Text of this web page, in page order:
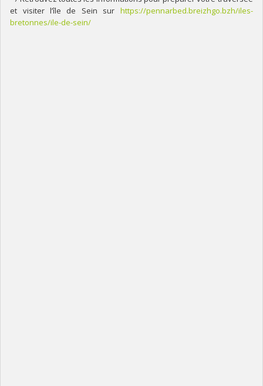
et visiter l’île de Sein sur https://pennarbed.breizhgo.bzh/iles-
bretonnes/ile-de-sein/